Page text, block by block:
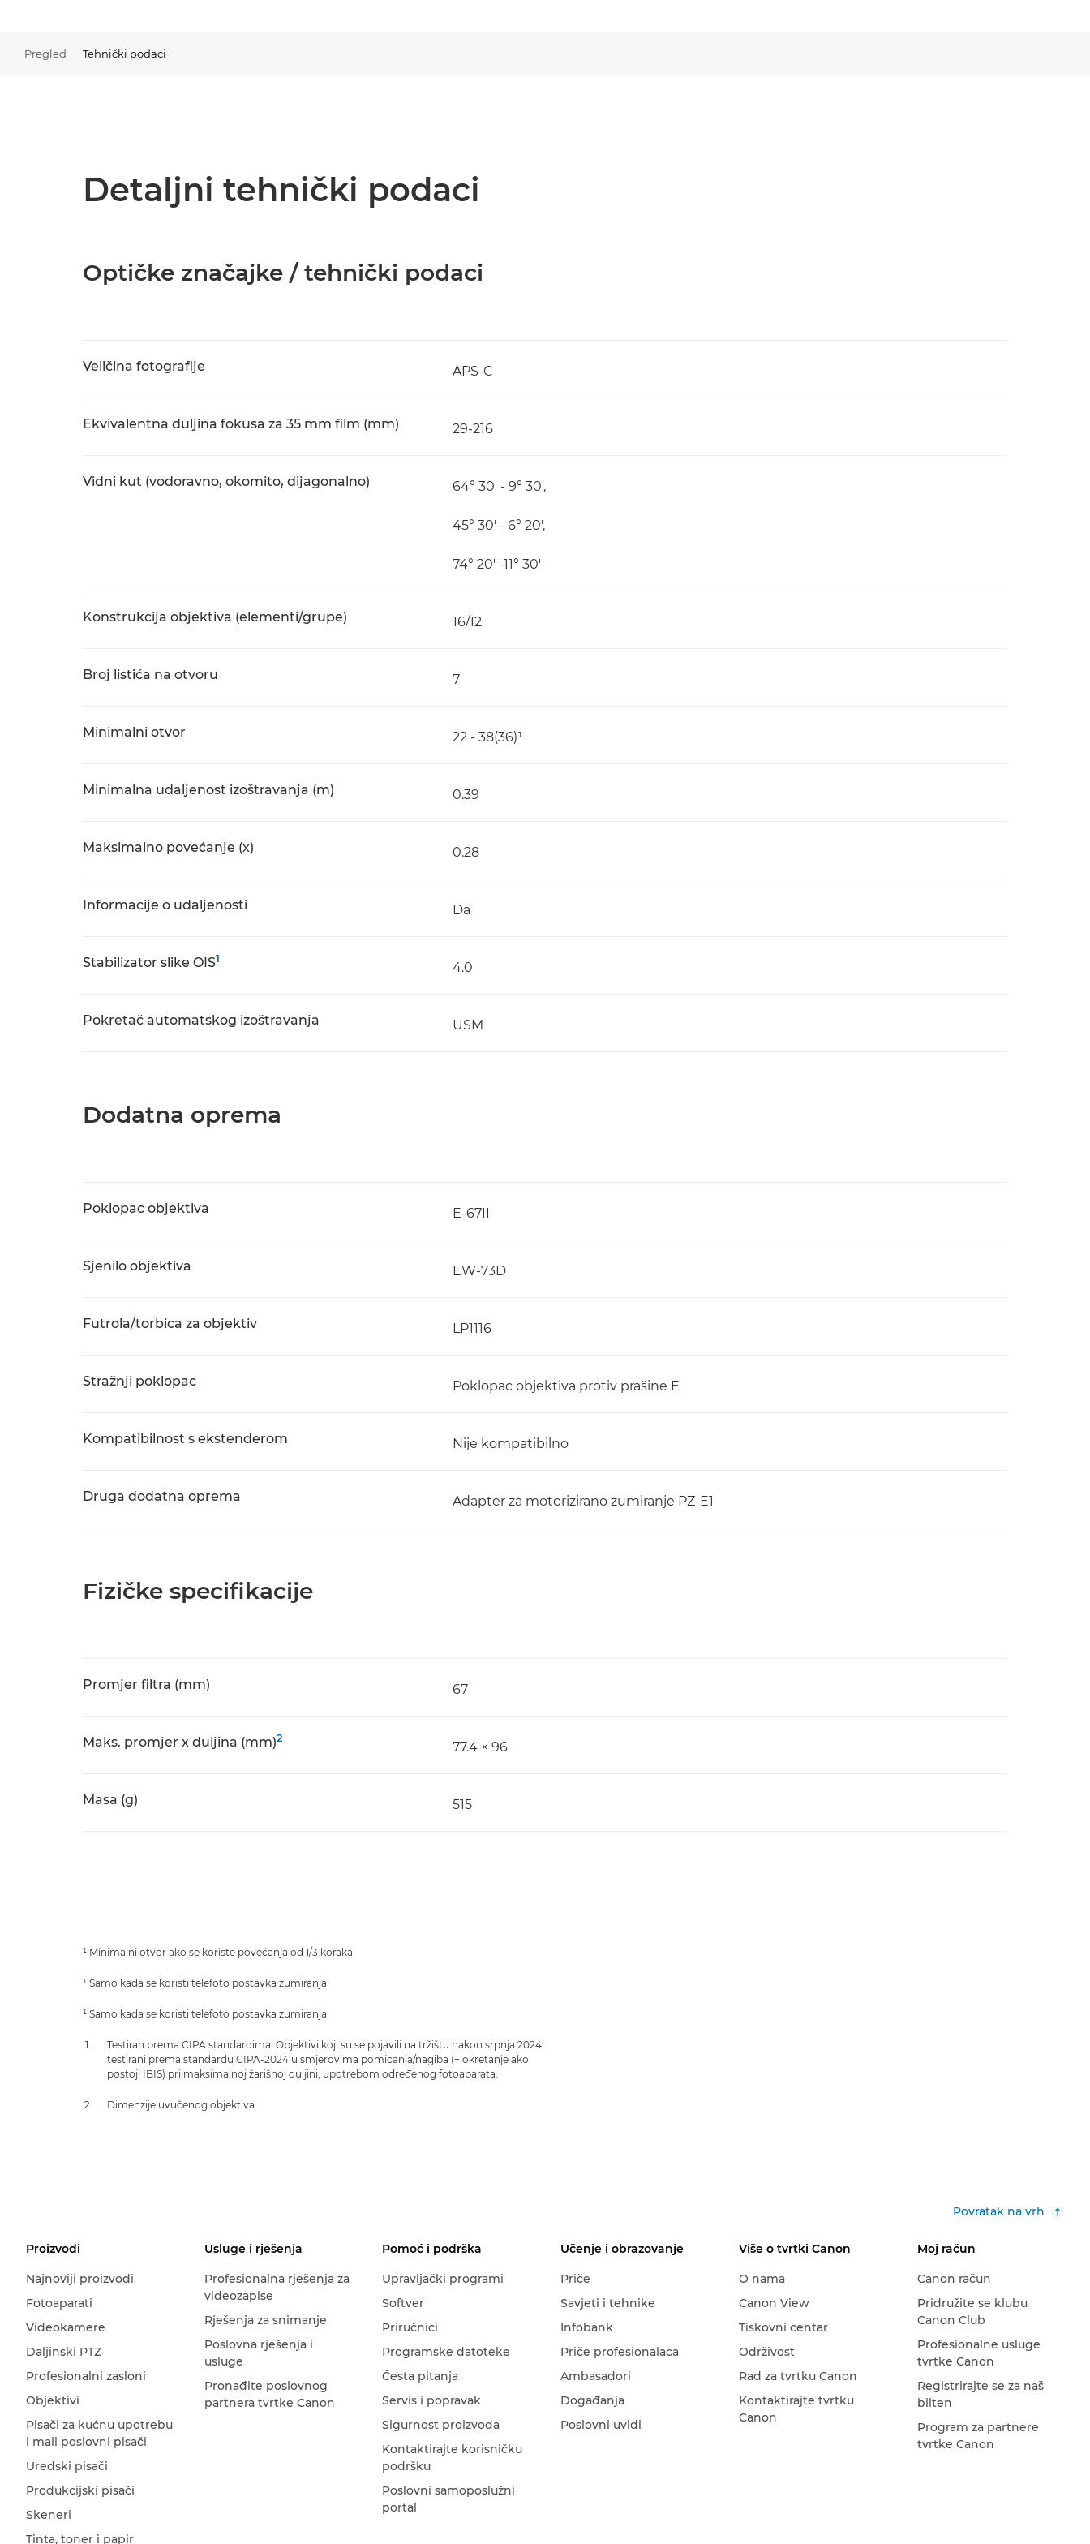
Pregled Tehnički podaci
Detaljni tehnički podaci
Optičke značajke / tehnički podaci
Veličina fotografije APS-C
Ekvivalentna duljina fokusa za 35 mm film (mm) 29-216
Vidni kut (vodoravno, okomito, dijagonalno) 64° 30' - 9° 30',
45° 30' - 6° 20',
74° 20' -11° 30'
Konstrukcija objektiva (elementi/grupe) 16/12
Broj listića na otvoru 7
Minimalni otvor 22 - 38(36)¹
Minimalna udaljenost izoštravanja (m) 0.39
Maksimalno povećanje (x) 0.28
Informacije o udaljenosti Da
Stabilizator slike OIS1
4.0
Pokretač automatskog izoštravanja USM
Dodatna oprema
Poklopac objektiva E-67II
Sjenilo objektiva EW-73D
Futrola/torbica za objektiv LP1116
Stražnji poklopac Poklopac objektiva protiv prašine E
Kompatibilnost s ekstenderom Nije kompatibilno
Druga dodatna oprema Adapter za motorizirano zumiranje PZ-E1
Fizičke specifikacije
Promjer filtra (mm) 67
Maks. promjer x duljina (mm)2
77.4 × 96
Masa (g) 515
¹ Minimalni otvor ako se koriste povećanja od 1/3 koraka
¹ Samo kada se koristi telefoto postavka zumiranja
¹ Samo kada se koristi telefoto postavka zumiranja
Testiran prema CIPA standardima. Objektivi koji su se pojavili na tržištu nakon srpnja 2024.
testirani prema standardu CIPA-2024 u smjerovima pomicanja/nagiba (+ okretanje ako
postoji IBIS) pri maksimalnoj žarišnoj duljini, upotrebom određenog fotoaparata.
Dimenzije uvučenog objektiva
Povratak na vrh
Proizvodi
Najnoviji proizvodi
Fotoaparati
Videokamere
Daljinski PTZ
Profesionalni zasloni
Objektivi
Pisači za kućnu upotrebu
i mali poslovni pisači
Uredski pisači
Produkcijski pisači
Skeneri
Tinta, toner i papir
Usluge i rješenja
Profesionalna rješenja za
videozapise
Rješenja za snimanje
Poslovna rješenja i
usluge
Pronađite poslovnog
partnera tvrtke Canon
Pomoć i podrška
Upravljački programi
Softver
Priručnici
Programske datoteke
Česta pitanja
Servis i popravak
Sigurnost proizvoda
Kontaktirajte korisničku
podršku
Poslovni samoposlužni
portal
Učenje i obrazovanje
Priče
Savjeti i tehnike
Infobank
Priče profesionalaca
Ambasadori
Događanja
Poslovni uvidi
Više o tvrtki Canon
O nama
Canon View
Tiskovni centar
Održivost
Rad za tvrtku Canon
Kontaktirajte tvrtku
Canon
Moj račun
Canon račun
Pridružite se klubu
Canon Club
Profesionalne usluge
tvrtke Canon
Registrirajte se za naš
bilten
Program za partnere
tvrtke Canon